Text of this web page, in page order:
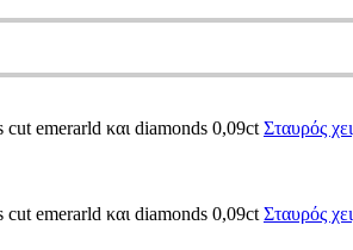
cut emerarld και diamonds 0,09ct Σταυρός
cut emerarld και diamonds 0,09ct Σταυρός